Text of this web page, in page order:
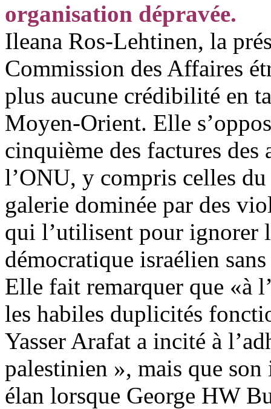
organisation dépravée.
Ileana Ros-Lehtinen, la
Commission des Affaires
plus aucune crédibilité en
Moyen-Orient. Elle
cinquième des factures
l’ONU, y compris celles
galerie dominée par des
qui l’utilisent pour ignorer
démocratique israélien
Elle fait remarquer que «à
les habiles duplicités
Yasser Arafat a incité à
palestinien », mais que
élan lorsque George HW